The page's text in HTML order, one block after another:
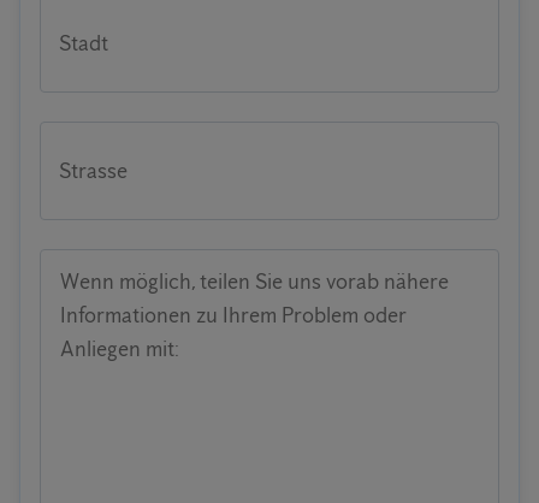
Stadt
Strasse
Wenn möglich, teilen Sie uns vorab nähere
Informationen zu Ihrem Problem oder
Anliegen mit: